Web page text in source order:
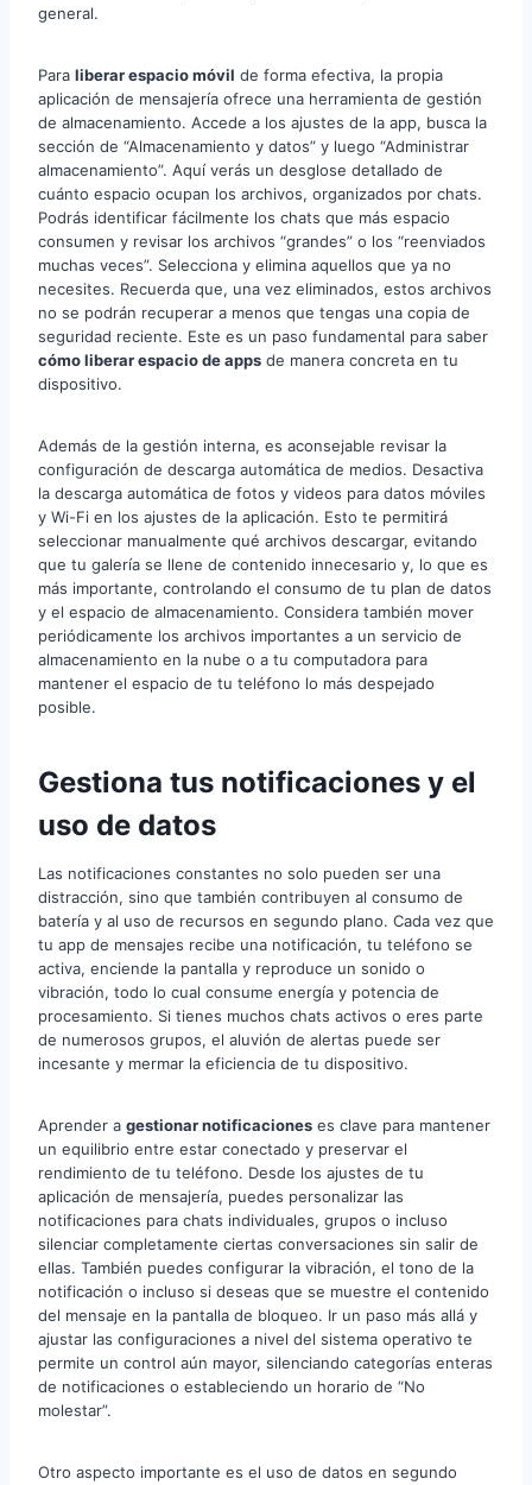
general.
Para liberar espacio móvil de forma efectiva, la propia
aplicación de mensajería ofrece una herramienta de gestión
de almacenamiento. Accede a los ajustes de la app, busca la
sección de “Almacenamiento y datos” y luego “Administrar
almacenamiento”. Aquí verás un desglose detallado de
cuánto espacio ocupan los archivos, organizados por chats.
Podrás identificar fácilmente los chats que más espacio
consumen y revisar los archivos “grandes” o los “reenviados
muchas veces”. Selecciona y elimina aquellos que ya no
necesites. Recuerda que, una vez eliminados, estos archivos
no se podrán recuperar a menos que tengas una copia de
seguridad reciente. Este es un paso fundamental para saber
cómo liberar espacio de apps de manera concreta en tu
dispositivo.
Además de la gestión interna, es aconsejable revisar la
configuración de descarga automática de medios. Desactiva
la descarga automática de fotos y videos para datos móviles
y Wi-Fi en los ajustes de la aplicación. Esto te permitirá
seleccionar manualmente qué archivos descargar, evitando
que tu galería se llene de contenido innecesario y, lo que es
más importante, controlando el consumo de tu plan de datos
y el espacio de almacenamiento. Considera también mover
periódicamente los archivos importantes a un servicio de
almacenamiento en la nube o a tu computadora para
mantener el espacio de tu teléfono lo más despejado
posible.
Gestiona tus notificaciones y el
uso de datos
Las notificaciones constantes no solo pueden ser una
distracción, sino que también contribuyen al consumo de
batería y al uso de recursos en segundo plano. Cada vez que
tu app de mensajes recibe una notificación, tu teléfono se
activa, enciende la pantalla y reproduce un sonido o
vibración, todo lo cual consume energía y potencia de
procesamiento. Si tienes muchos chats activos o eres parte
de numerosos grupos, el aluvión de alertas puede ser
incesante y mermar la eficiencia de tu dispositivo.
Aprender a gestionar notificaciones es clave para mantener
un equilibrio entre estar conectado y preservar el
rendimiento de tu teléfono. Desde los ajustes de tu
aplicación de mensajería, puedes personalizar las
notificaciones para chats individuales, grupos o incluso
silenciar completamente ciertas conversaciones sin salir de
ellas. También puedes configurar la vibración, el tono de la
notificación o incluso si deseas que se muestre el contenido
del mensaje en la pantalla de bloqueo. Ir un paso más allá y
ajustar las configuraciones a nivel del sistema operativo te
permite un control aún mayor, silenciando categorías enteras
de notificaciones o estableciendo un horario de “No
molestar”.
Otro aspecto importante es el uso de datos en segundo